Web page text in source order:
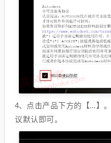
4、
点击产品下方的【…】
议默认即可。